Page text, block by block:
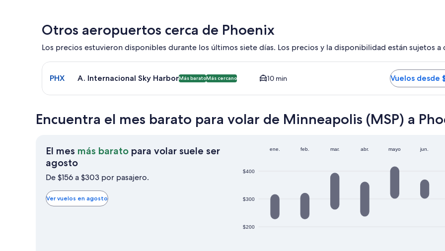
Otros aeropuertos cerca de Phoenix
Los precios estuvieron disponibles durante los últimos siete días. Los precios y la disponibilidad están sujetos a
Seleccionar vuelo a A. Internacional Sky Harbor PHX. Opción más barata y cercana disponible. El tiempo
PHX A. Internacional Sky HarborMás baratoMás cercano 10 min Vuelos desde
Encuentra el mes barato para volar de Minneapolis (MSP) a
El mes más barato para volar suele ser
agostoEl
mes
barato
para
De $156 a $303 por pasajero.
Ver vuelos en agosto
$200
$300
$400
ene. feb. mar. abr. mayo jun.